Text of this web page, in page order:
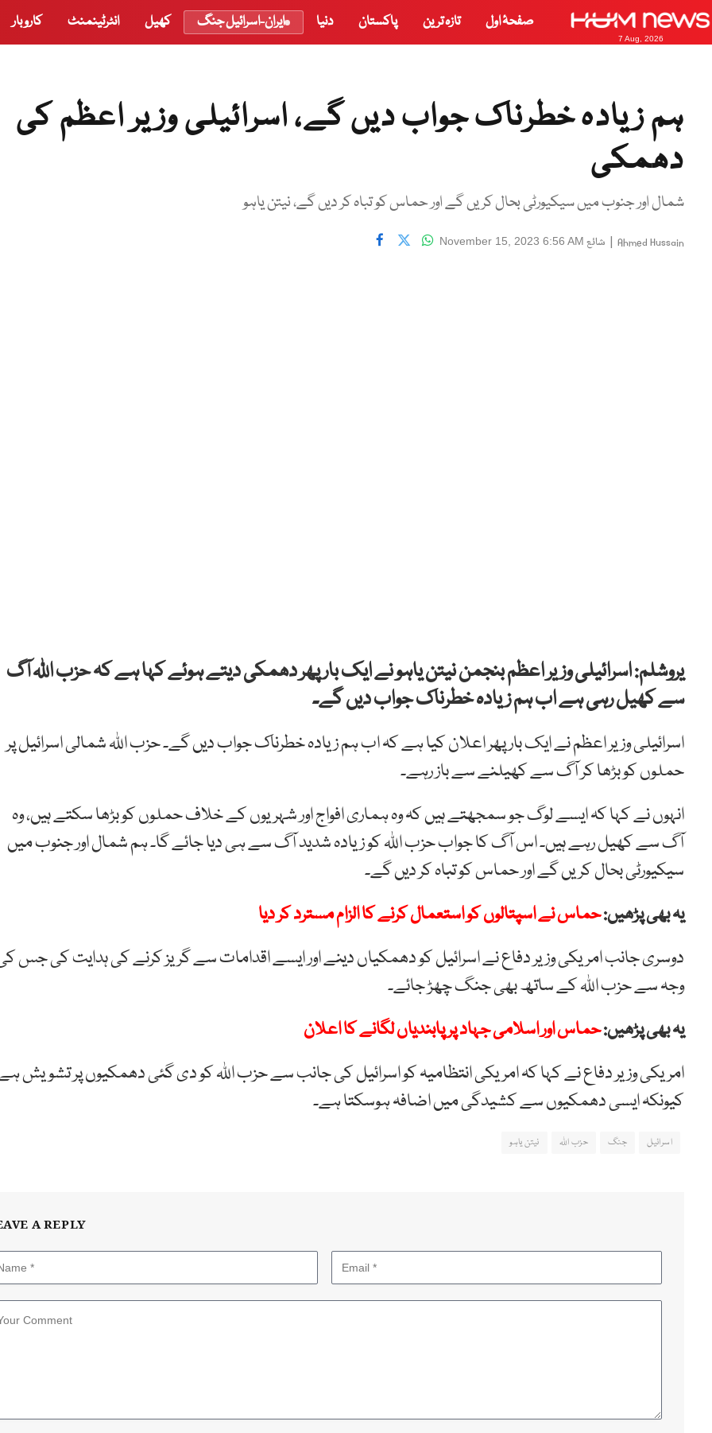
7 Aug, 2026
صفحۂ اول تازہ ترین پاکستان دنیا ایران-اسرائیل جنگ کھیل انٹرٹینمنٹ کاروبار
ہم زیادہ خطرناک جواب دیں گے، اسرائیلی وزیر اعظم کی
دھمکی
شمال اور جنوب میں سیکیورٹی بحال کریں گے اور حماس کو تباہ کر دیں گے، نیتن یاہو
Ahmed Hussain
| شائع November 15, 2023 6:56 AM
یروشلم: اسرائیلی وزیر اعظم بنجمن نیتن یاہو نے ایک بار پھر دھمکی دیتے ہوئے کہا ہے کہ حزب اللہ آگ
سے کھیل رہی ہے اب ہم زیادہ خطرناک جواب دیں گے۔
اسرائیلی وزیر اعظم نے ایک بار پھر اعلان کیا ہے کہ اب ہم زیادہ خطرناک جواب دیں گے۔ حزب اللہ شمالی اسرائیل پر
حملوں کو بڑھا کر آگ سے کھیلنے سے باز رہے۔
انہوں نے کہا کہ ایسے لوگ جو سمجھتے ہیں کہ وہ ہماری افواج اور شہریوں کے خلاف حملوں کو بڑھا سکتے ہیں، وہ
آگ سے کھیل رہے ہیں۔ اس آگ کا جواب حزب اللہ کو زیادہ شدید آگ سے ہی دیا جائے گا۔ ہم شمال اور جنوب میں
سیکیورٹی بحال کریں گے اور حماس کو تباہ کر دیں گے۔
یہ بھی پڑھیں:حماس نے اسپتالوں کو استعمال کرنے کا الزام مسترد کر دیا
دوسری جانب امریکی وزیر دفاع نے اسرائیل کو دھمکیاں دینے اور ایسے اقدامات سے گریز کرنے کی ہدایت کی جس
وجہ سے حزب اللہ کے ساتھ بھی جنگ چھڑ جائے۔
یہ بھی پڑھیں:حماس اور اسلامی جہاد پر پابندیاں لگانے کا اعلان
امریکی وزیر دفاع نے کہا کہ امریکی انتظامیہ کو اسرائیل کی جانب سے حزب اللہ کو دی گئی دھمکیوں پر تشویش
کیونکہ ایسی دھمکیوں سے کشیدگی میں اضافہ ہوسکتا ہے۔
اسرائیل جنگ حزب اللہ نیتن یاہو
A REPLY